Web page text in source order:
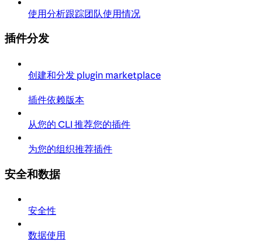
使用分析跟踪团队使用情况
插件分发
创建和分发 plugin marketplace
插件依赖版本
从您的 CLI 推荐您的插件
为您的组织推荐插件
安全和数据
安全性
数据使用